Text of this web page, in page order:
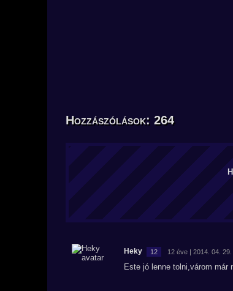
Hozzászólások: 264
Heky 12 12 éve | 2014. 04.
Este jó lenne tolni,várom már